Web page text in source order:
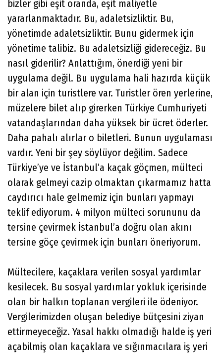
bizler gibi eşit oranda, eşit maliyetle
yararlanmaktadır. Bu, adaletsizliktir. Bu,
yönetimde adaletsizliktir. Bunu gidermek için
yönetime talibiz. Bu adaletsizliği gidereceğiz. Bu
nasıl giderilir? Anlattığım, önerdiği yeni bir
uygulama değil. Bu uygulama hali hazırda küçük
bir alan için turistlere var. Turistler ören yerlerine,
müzelere bilet alıp girerken Türkiye Cumhuriyeti
vatandaşlarından daha yüksek bir ücret öderler.
Daha pahalı alırlar o biletleri. Bunun uygulaması
vardır. Yeni bir şey söylüyor değilim. Sadece
Türkiye’ye ve İstanbul’a kaçak göçmen, mülteci
olarak gelmeyi cazip olmaktan çıkarmamız hatta
caydırıcı hale gelmemiz için bunları yapmayı
teklif ediyorum. 4 milyon mülteci sorununu da
tersine çevirmek İstanbul’a doğru olan akını
tersine göçe çevirmek için bunları öneriyorum.
Mültecilere, kaçaklara verilen sosyal yardımlar
kesilecek. Bu sosyal yardımlar yokluk içerisinde
olan bir halkın toplanan vergileri ile ödeniyor.
Vergilerimizden oluşan belediye bütçesini ziyan
ettirmeyeceğiz. Yasal hakkı olmadığı halde iş yeri
açabilmiş olan kaçaklara ve sığınmacılara iş yeri